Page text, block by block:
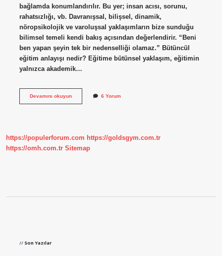
bağlamda konumlandırılır. Bu yer; insan acısı, sorunu,
rahatsızlığı, vb. Davranışsal, bilişsel, dinamik,
nöropsikolojik ve varoluşsal yaklaşımların bize sunduğu
bilimsel temeli kendi bakış açısından değerlendirir. “Beni
ben yapan şeyin tek bir nedenselliği olamaz.” Bütüncül
eğitim anlayışı nedir? Eğitime bütünsel yaklaşım, eğitimin
yalnızca akademik…
Devamını okuyunBütüncül
6 Yorum
https://populerforum.com https://goldsgym.com.tr
https://omh.com.tr Sitemap
Son Yazılar